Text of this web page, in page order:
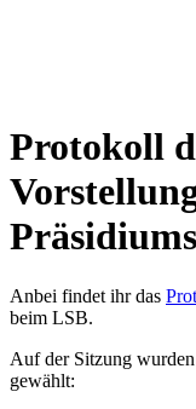
Protokoll
Anbei findet ihr das
beim LSB.
Auf der Sitzung
gewählt: